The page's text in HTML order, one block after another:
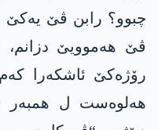
چبوو؟ رابن ڤێ یەکێ
ڤێ ھەموویێ
رۆژەکێ ئاشکەرا
ھەلوەست ل ھمبەر